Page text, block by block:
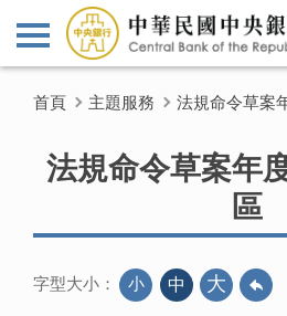
首頁 主題服務 法規命令草案
法規命令草案年
區
字型大小： 小 中 大